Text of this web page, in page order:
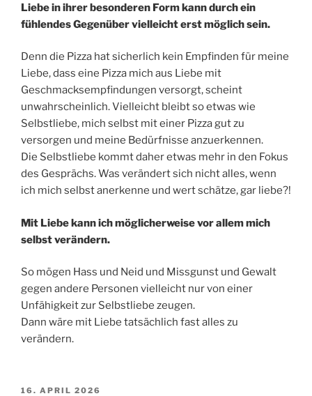
Liebe in ihrer besonderen Form kann durch ein
fühlendes Gegenüber vielleicht erst möglich sein.
Denn die Pizza hat sicherlich kein Empfinden für meine
Liebe, dass eine Pizza mich aus Liebe mit
Geschmacksempfindungen versorgt, scheint
unwahrscheinlich. Vielleicht bleibt so etwas wie
Selbstliebe, mich selbst mit einer Pizza gut zu
versorgen und meine Bedürfnisse anzuerkennen.
Die Selbstliebe kommt daher etwas mehr in den Fokus
des Gesprächs. Was verändert sich nicht alles, wenn
ich mich selbst anerkenne und wert schätze, gar liebe?!
Mit Liebe kann ich möglicherweise vor allem mich
selbst verändern.
So mögen Hass und Neid und Missgunst und Gewalt
gegen andere Personen vielleicht nur von einer
Unfähigkeit zur Selbstliebe zeugen.
Dann wäre mit Liebe tatsächlich fast alles zu
verändern.
VERÖFFENTLICHT
16. APRIL 2026